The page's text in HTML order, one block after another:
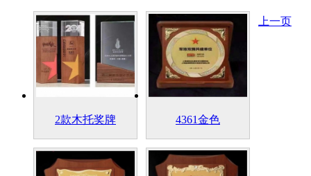
2款木托奖牌 4361金色
上一页